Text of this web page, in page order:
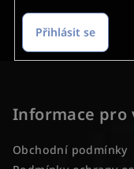
Přihlásit se
Informace pro
Obchodní podmínky